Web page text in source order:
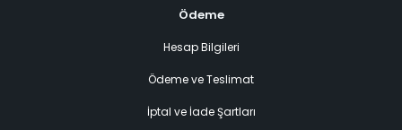
Ödeme
Hesap Bilgileri
Ödeme ve Teslimat
İptal ve İade Şartları